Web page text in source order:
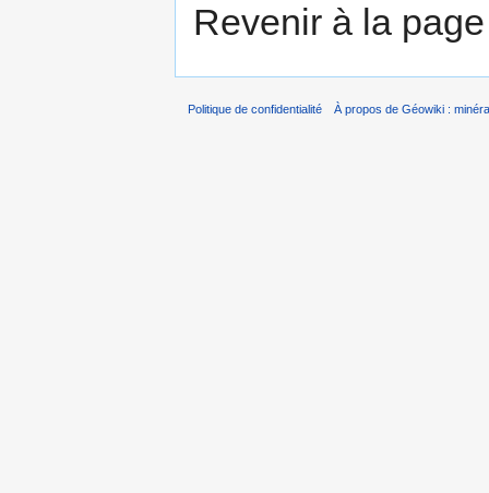
Revenir à la
Politique de confidentialité À propos de Géowiki :